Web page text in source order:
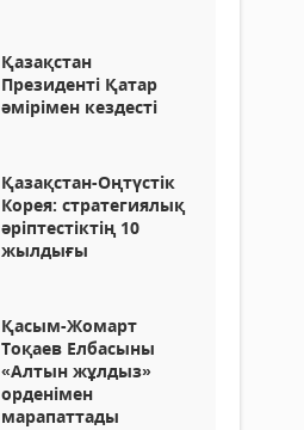
Қазақстан
Президенті Қатар
әмірімен кездесті
Қазақстан-Оңтүстік
Корея: стратегиялық
әріптестіктің 10
жылдығы
Қасым-Жомарт
Тоқаев Елбасыны
«Алтын жұлдыз»
орденімен
марапаттады